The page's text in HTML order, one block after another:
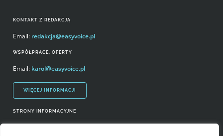
STRONY INFORMACYJNE
KONTAKT Z REDAKCJĄ
Email: redakcja@easyvoice.pl
WSPÓŁPRACE, OFERTY
Email: karol@easyvoice.pl
WIĘCEJ INFORMACJI